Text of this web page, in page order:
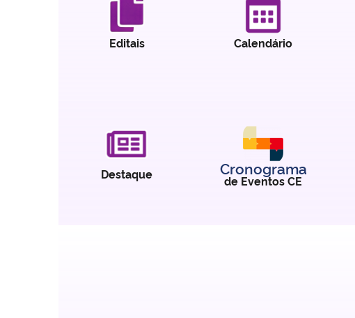
Editais Calendário
Destaque Cronograma
de Eventos CE